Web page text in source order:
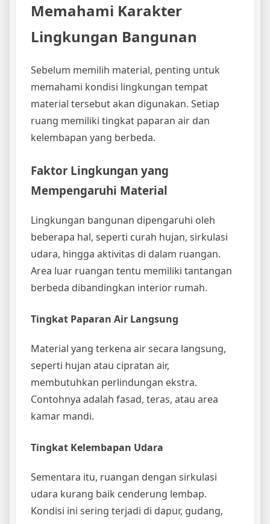
Memahami Karakter
Lingkungan Bangunan
Sebelum memilih material, penting untuk
memahami kondisi lingkungan tempat
material tersebut akan digunakan. Setiap
ruang memiliki tingkat paparan air dan
kelembapan yang berbeda.
Faktor Lingkungan yang
Mempengaruhi Material
Lingkungan bangunan dipengaruhi oleh
beberapa hal, seperti curah hujan, sirkulasi
udara, hingga aktivitas di dalam ruangan.
Area luar ruangan tentu memiliki tantangan
berbeda dibandingkan interior rumah.
Tingkat Paparan Air Langsung
Material yang terkena air secara langsung,
seperti hujan atau cipratan air,
membutuhkan perlindungan ekstra.
Contohnya adalah fasad, teras, atau area
kamar mandi.
Tingkat Kelembapan Udara
Sementara itu, ruangan dengan sirkulasi
udara kurang baik cenderung lembap.
Kondisi ini sering terjadi di dapur, gudang,